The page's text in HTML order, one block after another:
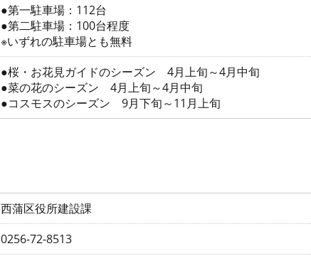
●第一駐車場：112台
●第二駐車場：100台程度
※いずれの駐車場とも無料
●桜・お花見ガイドのシーズン 4月上旬～4月中旬
●菜の花のシーズン 4月上旬～4月中旬
●コスモスのシーズン 9月下旬～11月上旬
西蒲区役所建設課
0256-72-8513